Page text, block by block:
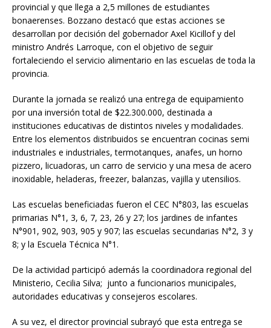
provincial y que llega a 2,5 millones de estudiantes
bonaerenses. Bozzano destacó que estas acciones se
desarrollan por decisión del gobernador Axel Kicillof y del
ministro Andrés Larroque, con el objetivo de seguir
fortaleciendo el servicio alimentario en las escuelas de toda la
provincia.
Durante la jornada se realizó una entrega de equipamiento
por una inversión total de $22.300.000, destinada a
instituciones educativas de distintos niveles y modalidades.
Entre los elementos distribuidos se encuentran cocinas semi
industriales e industriales, termotanques, anafes, un horno
pizzero, licuadoras, un carro de servicio y una mesa de acero
inoxidable, heladeras, freezer, balanzas, vajilla y utensilios.
Las escuelas beneficiadas fueron el CEC N°803, las escuelas
primarias N°1, 3, 6, 7, 23, 26 y 27; los jardines de infantes
N°901, 902, 903, 905 y 907; las escuelas secundarias N°2, 3 y
8; y la Escuela Técnica N°1.
De la actividad participó además la coordinadora regional del
Ministerio, Cecilia Silva; junto a funcionarios municipales,
autoridades educativas y consejeros escolares.
A su vez, el director provincial subrayó que esta entrega se